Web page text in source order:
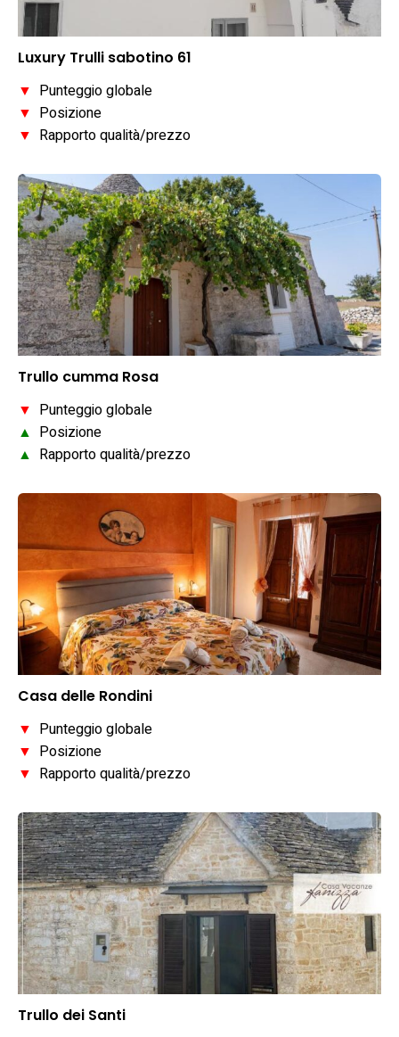
Luxury Trulli sabotino 61
▼ Punteggio globale
▼ Posizione
▼ Rapporto qualità/prezzo
Trullo cumma Rosa
▼ Punteggio globale
▲ Posizione
▲ Rapporto qualità/prezzo
Casa delle Rondini
▼ Punteggio globale
▼ Posizione
▼ Rapporto qualità/prezzo
Trullo dei Santi